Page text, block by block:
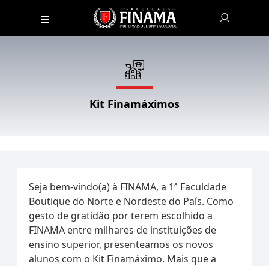
Kit Finamáximos
Seja bem-vindo(a) à FINAMA, a 1ª Faculdade
Boutique do Norte e Nordeste do País. Como
gesto de gratidão por terem escolhido a
FINAMA entre milhares de instituições de
ensino superior, presenteamos os novos
alunos com o Kit Finamáximo. Mais que a